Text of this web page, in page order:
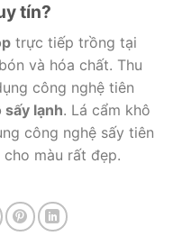
tín?
trực tiếp trồng tại
và hóa chất. Thu
công nghệ tiên
sấy lạnh. Lá cẩm khô
công nghệ sấy tiên
màu rất đẹp.